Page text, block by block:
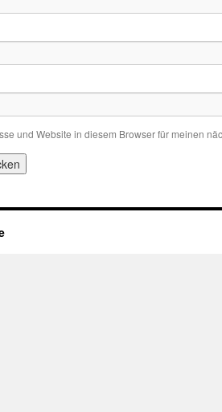
und Website in diesem Browser für meinen